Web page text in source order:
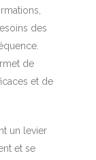
des
de
et de
un levier
et se